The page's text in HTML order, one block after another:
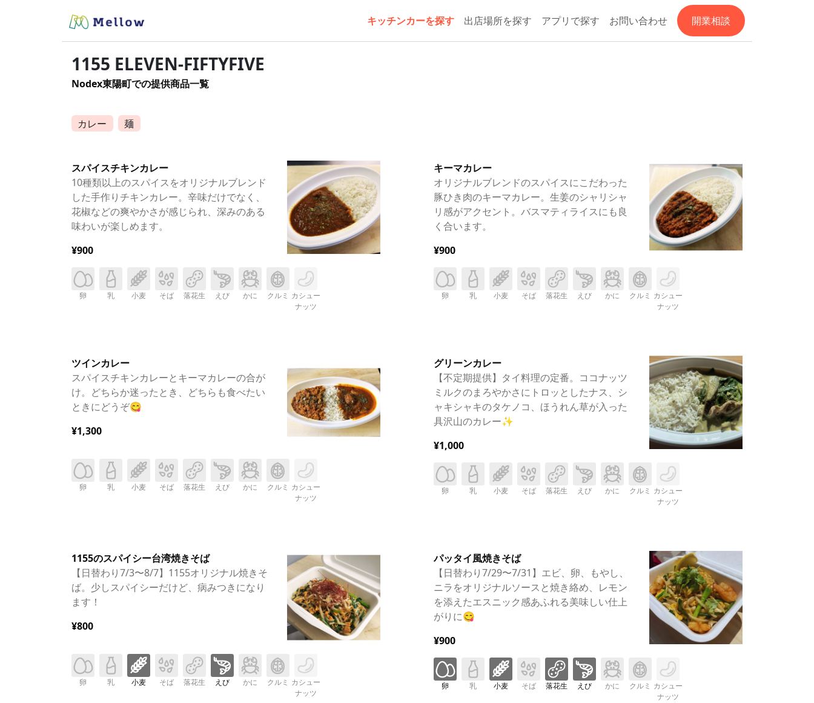
キッチンカーを探す 出店場所を探す アプリで探す お問い合わせ 開業相談
1155 ELEVEN-FIFTYFIVE
Nodex東陽町での提供商品一覧
カレー 麺
スパイスチキンカレー
10種類以上のスパイスをオリジナルブレンド
した手作りチキンカレー。辛味だけでなく、
花椒などの爽やかさが感じられ、深みのある
味わいが楽しめます。
¥900
卵 乳 小麦 そば 落花生 えび かに クルミ カシュー
ナッツ
キーマカレー
オリジナルブレンドのスパイスにこだわった
豚ひき肉のキーマカレー。生姜のシャリシャ
リ感がアクセント。バスマティライスにも良
く合います。
¥900
卵 乳 小麦 そば 落花生 えび かに クルミ カシュー
ナッツ
ツインカレー
スパイスチキンカレーとキーマカレーの合が
け。どちらか迷ったとき、どちらも食べたい
ときにどうぞ😋
¥1,300
卵 乳 小麦 そば 落花生 えび かに クルミ カシュー
ナッツ
グリーンカレー
【不定期提供】タイ料理の定番。ココナッツ
ミルクのまろやかさにトロッとしたナス、シ
ャキシャキのタケノコ、ほうれん草が入った
具沢山のカレー✨
¥1,000
卵 乳 小麦 そば 落花生 えび かに クルミ カシュー
ナッツ
1155のスパイシー台湾焼きそば
【日替わり7/3〜8/7】1155オリジナル焼きそ
ば。少しスパイシーだけど、病みつきになり
ます！
¥800
卵 乳 小麦 そば 落花生 えび かに クルミ カシュー
ナッツ
パッタイ風焼きそば
【日替わり7/29〜7/31】エビ、卵、もやし、
ニラをオリジナルソースと焼き絡め、レモン
を添えたエスニック感あふれる美味しい仕上
がりに😋
¥900
卵 乳 小麦 そば 落花生 えび かに クルミ カシュー
ナッツ